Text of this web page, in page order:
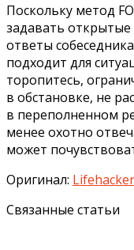
Поскольку метод
задавать
ответы
подходит для
торопитесь,
в обстановке, не
в переполненном
менее охотно
может
Оригинал: Lifehacker
Связанные статьи